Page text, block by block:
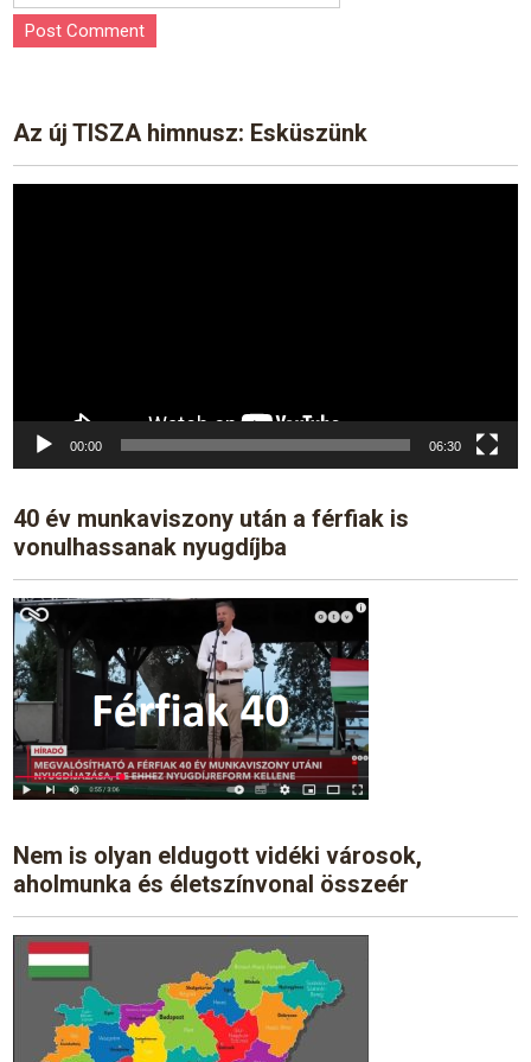
Az új TISZA himnusz: Esküszünk
00:00 06:30
40 év munkaviszony után a férfiak is
vonulhassanak nyugdíjba
Nem is olyan eldugott vidéki városok,
aholmunka és életszínvonal összeér